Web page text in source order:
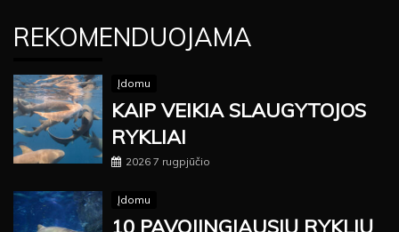
REKOMENDUOJAMA
Įdomu
KAIP VEIKIA SLAUGYTOJOS
RYKLIAI
2026 7 rugpjūčio
Įdomu
10 PAVOJINGIAUSIŲ RYKLIŲ